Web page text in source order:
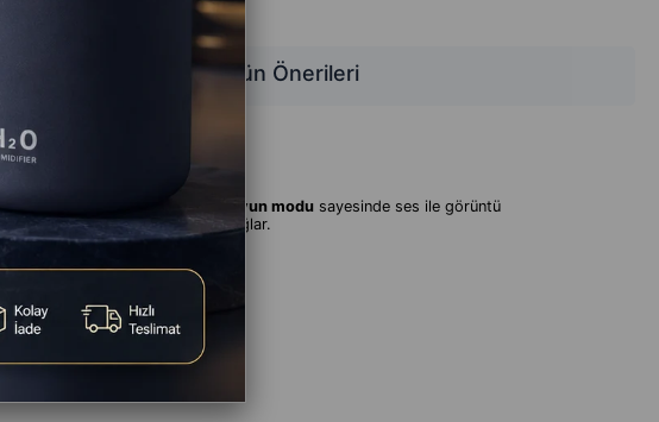
Ürün Önerileri
modelidir.
Düşük gecikmeli oyun modusayesinde ses ile görüntü
veya müziğe odaklanmanızı sağlar.